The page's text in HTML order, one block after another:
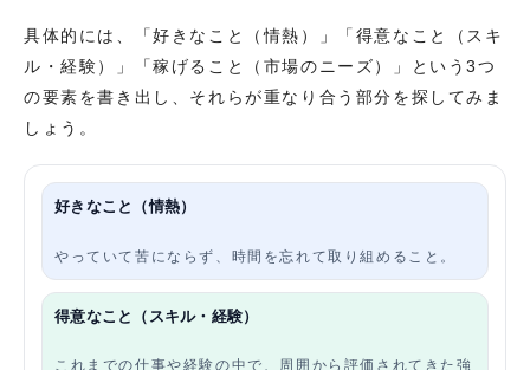
具体的には、「好きなこと（情熱）」「得意なこと（スキ
ル・経験）」「稼げること（市場のニーズ）」という3つ
の要素を書き出し、それらが重なり合う部分を探してみま
しょう。
好きなこと（情熱）
やっていて苦にならず、時間を忘れて取り組めること。
得意なこと（スキル・経験）
これまでの仕事や経験の中で、周囲から評価されてきた強